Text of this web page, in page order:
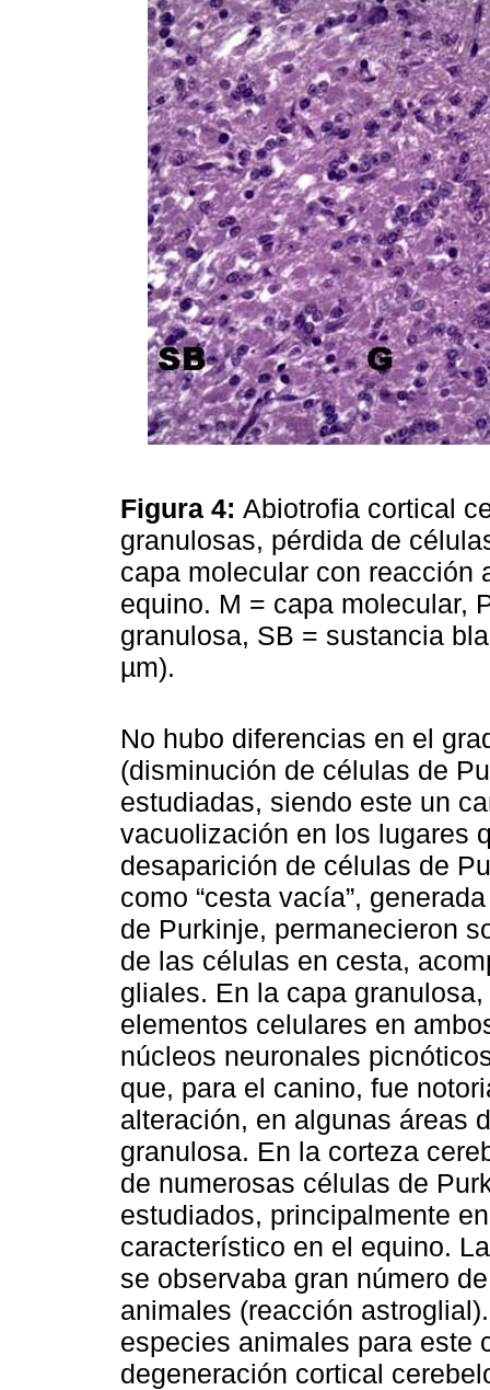
Figura 4: Abiotrofia cortical
granulosas, pérdida de
capa molecular con reacción
equino. M = capa molecular,
granulosa, SB = sustancia
µm).
No hubo diferencias en el
(disminución de células de
estudiadas, siendo este un
vacuolización en los lugares
desaparición de células de
como “cesta vacía”,
de Purkinje, permanecieron
de las células en cesta,
gliales. En la capa
elementos celulares en
núcleos neuronales
que, para el canino, fue
alteración, en algunas áreas
granulosa. En la corteza
de numerosas células de
estudiados, principalmente
característico en el equino.
se observaba gran número
animales (reacción
especies animales para este
degeneración cortical